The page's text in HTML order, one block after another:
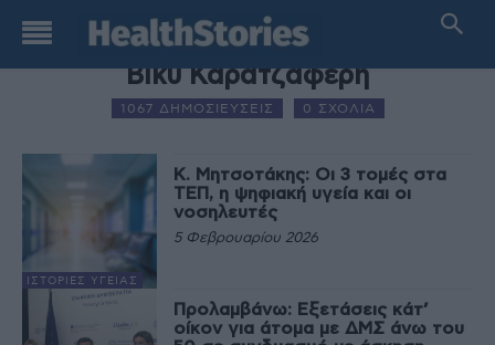
AUTHOR NAME
Βίκυ Καρατζαφέρη
1067 ΔΗΜΟΣΙΕΥΣΕΙΣ 0 ΣΧΟΛΙΑ
ΙΣΤΟΡΊΕΣ ΥΓΕΊΑΣ
Κ. Μητσοτάκης: Οι 3 τομές στα
ΤΕΠ, η ψηφιακή υγεία και οι
νοσηλευτές
5 Φεβρουαρίου 2026
Προλαμβάνω: Εξετάσεις κάτ’
οίκον για άτομα με ΔΜΣ άνω του